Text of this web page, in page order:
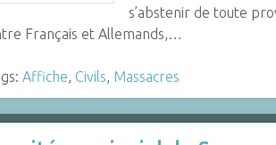
s’abstenir de toute
Français et Allemands,…
Affiche, Civils, Massacres